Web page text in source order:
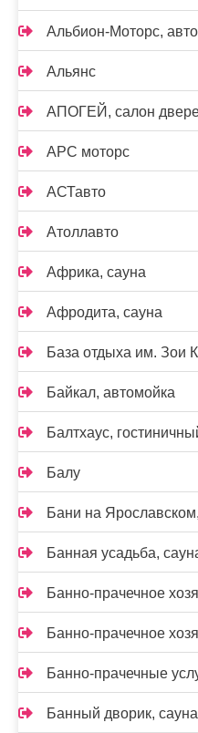
Альбион-Моторс,
Альянс
АПОГЕЙ, салон
АРС моторс
АСТавто
Атоллавто
Африка, сауна
Афродита, сауна
База отдыха им. Зои
Байкал, автомойка
Балтхаус,
Балу
Бани на
Банная усадьба,
Банно-прачечное
Банно-прачечное
Банно-прачечные
Банный дворик, сауна